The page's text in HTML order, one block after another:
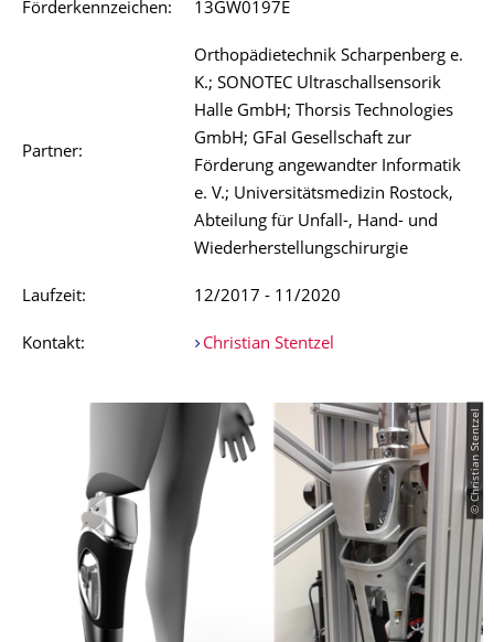
Förderkennzeichen: 13GW0197E
Partner:
Orthopädietechnik Scharpenberg e.
K.; SONOTEC Ultraschallsensorik
Halle GmbH; Thorsis Technologies
GmbH; GFaI Gesellschaft zur
Förderung angewandter Informatik
e. V.; Universitätsmedizin Rostock,
Abteilung für Unfall-, Hand- und
Wiederherstellungschirurgie
Laufzeit: 12/2017 - 11/2020
Kontakt: Christian Stentzel
© Christian Stentzel